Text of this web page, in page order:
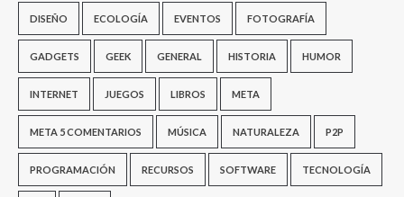
DISEÑO ECOLOGÍA EVENTOS FOTOGRAFÍA
GADGETS GEEK GENERAL HISTORIA HUMOR
INTERNET JUEGOS LIBROS META
META 5 COMENTARIOS MÚSICA NATURALEZA P2P
PROGRAMACIÓN RECURSOS SOFTWARE TECNOLOGÍA